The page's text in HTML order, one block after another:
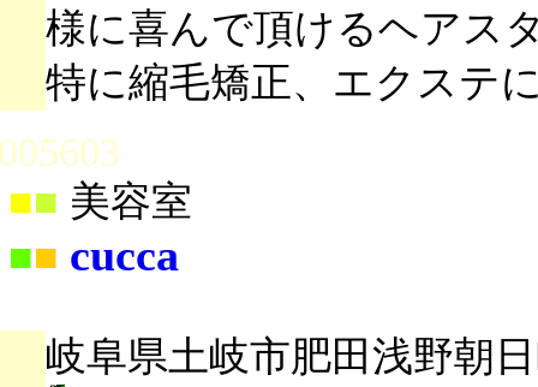
様に喜んで頂けるヘアス
特に縮毛矯正、エクステ
■ 美容室
■■ cucca
岐阜県土岐市肥田浅野朝